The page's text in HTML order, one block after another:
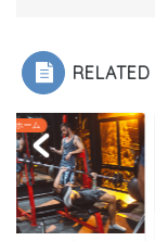
トホーム